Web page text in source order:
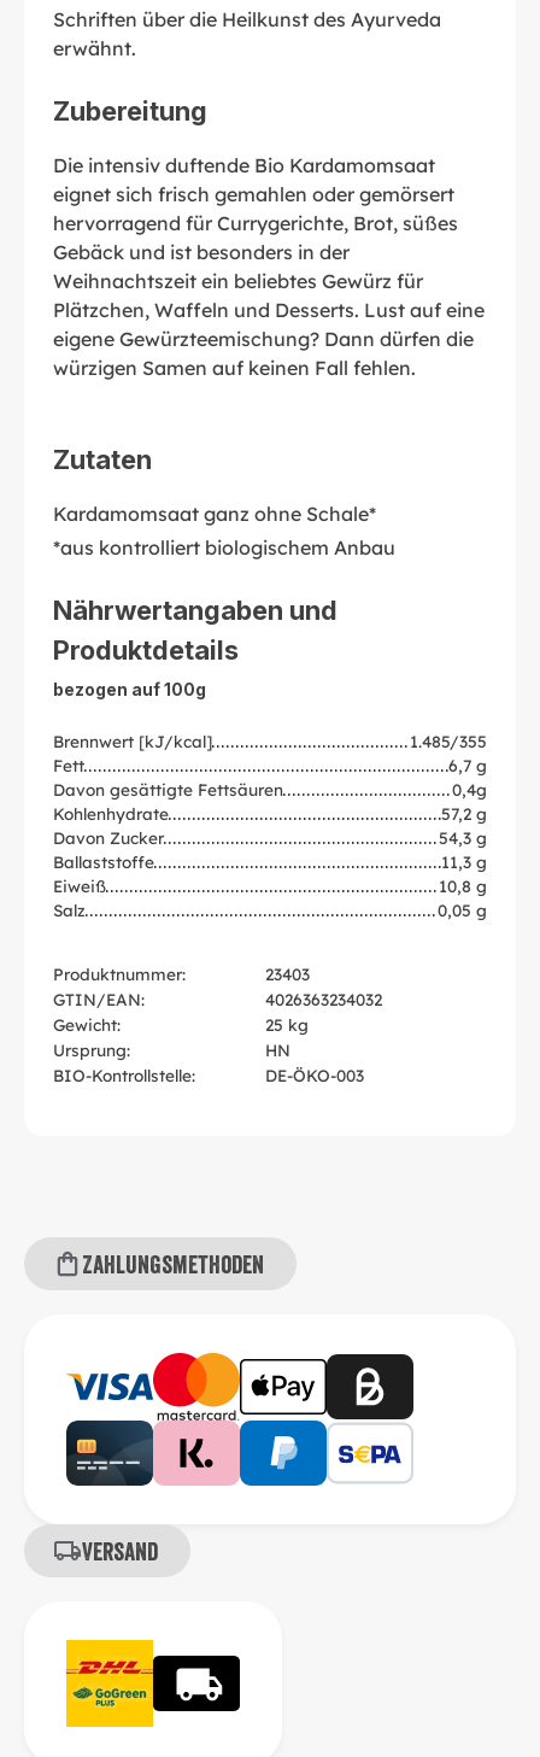
Schriften über die Heilkunst des Ayurveda
erwähnt.
Zubereitung
Die intensiv duftende Bio Kardamomsaat
eignet sich frisch gemahlen oder gemörsert
hervorragend für Currygerichte, Brot, süßes
Gebäck und ist besonders in der
Weihnachtszeit ein beliebtes Gewürz für
Plätzchen, Waffeln und Desserts. Lust auf eine
eigene Gewürzteemischung? Dann dürfen die
würzigen Samen auf keinen Fall fehlen.
Zutaten
Kardamomsaat ganz ohne Schale*
*aus kontrolliert biologischem Anbau
Nährwertangaben und
Produktdetails
bezogen auf 100g
Brennwert [kJ/kcal]
1.485/355
Fett
6,7 g
Davon gesättigte Fettsäuren
0,4g
Kohlenhydrate
57,2 g
Davon Zucker
54,3 g
Ballaststoffe
11,3 g
Eiweiß
10,8 g
Salz
0,05 g
Produktnummer:
23403
GTIN/EAN:
4026363234032
Gewicht:
25 kg
Ursprung:
HN
BIO-Kontrollstelle:
DE-ÖKO-003
Zahlungsmethoden
Versand